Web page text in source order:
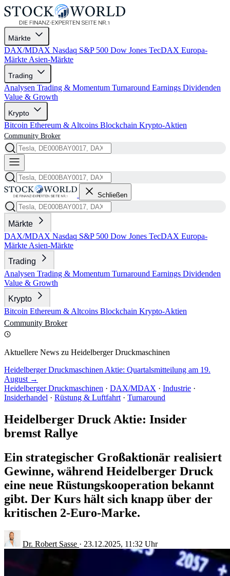
Märkte
DAX/MDAX Nasdaq S&P 500 Dow Jones TecDAX Europa-
Märkte Asien-Märkte
Trading
Analysen Trading & Momentum Turnaround Earnings Dividenden
Value & Growth
Krypto
Bitcoin Ethereum & Altcoins Blockchain Krypto-Aktien
Community Broker
Schließen
Märkte
DAX/MDAX Nasdaq S&P 500 Dow Jones TecDAX Europa-
Märkte Asien-Märkte
Trading
Analysen Trading & Momentum Turnaround Earnings Dividenden
Value & Growth
Krypto
Bitcoin Ethereum & Altcoins Blockchain Krypto-Aktien
Community Broker
Aktuellere News zu Heidelberger Druckmaschinen
Heidelberger Druckmaschinen Aktie: Quartalsmitteilung am 19.
August →
Heidelberger Druckmaschinen · DAX/MDAX · Industrie ·
Insiderhandel · Rüstung & Luftfahrt · Turnaround
Heidelberger Druck Aktie: Insider
bremst Rallye
Ein strategischer Großaktionär realisiert
Gewinne, während Heidelberger Druck
eine neue Rüstungskooperation bekannt
gibt. Der Kurs hält sich knapp über der
kritischen 2-Euro-Marke.
Dr. Robert Sasse · 23.12.2025, 11:32 Uhr